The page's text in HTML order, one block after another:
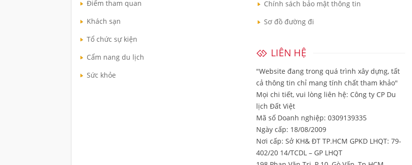
Điểm tham quan
Khách sạn
Tổ chức sự kiện
Cẩm nang du lịch
Sức khỏe
Chính sách bảo mật thông tin
Sơ đồ đường đi
LIÊN HỆ
"Website đang trong quá trình xây dựng, tất
cả thông tin chỉ mang tính chất tham khảo"
Mọi chi tiết, vui lòng liên hệ: Công ty CP Du
lịch Đất Việt
Mã số Doanh nghiệp: 0309139335
Ngày cấp: 18/08/2009
Nơi cấp: Sở KH& ĐT TP.HCM GPKD LHQT: 79-
402/20 14/TCDL – GP LHQT